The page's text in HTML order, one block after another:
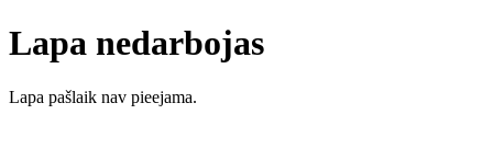
Lapa nedarbojas
Lapa pašlaik nav pieejama.